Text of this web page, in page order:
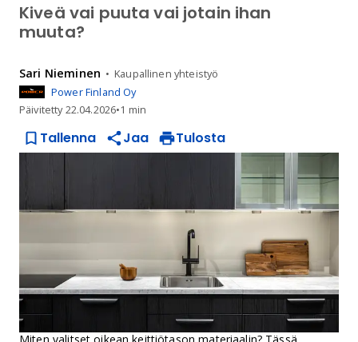
Kiveä vai puuta vai jotain ihan
muuta?
Sari Nieminen
Kaupallinen yhteistyö
Power Finland Oy
Päivitetty22.04.2026•1 min
Tallenna Jaa Tulosta